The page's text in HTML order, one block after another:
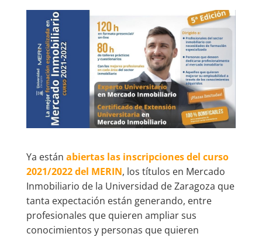
Ya están abiertas las inscripciones del curso
2021/2022 del MERIN, los títulos en Mercado
Inmobiliario de la Universidad de Zaragoza que
tanta expectación están generando, entre
profesionales que quieren ampliar sus
conocimientos y personas que quieren